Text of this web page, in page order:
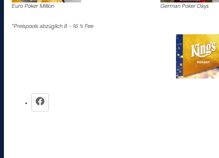
Euro Poker Million German Poker Days
*Preispools abzüglich 8 – 16 % Fee